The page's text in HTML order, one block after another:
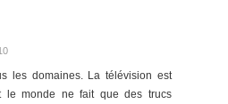
les domaines. La télévision est
le monde ne fait que des trucs